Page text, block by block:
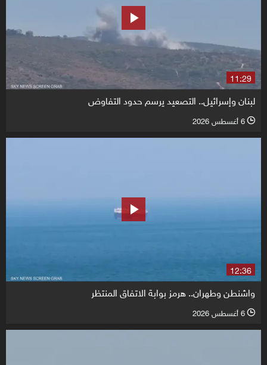
11:29
لبنان وإسرائيل.. التصعيد يرسم حدود التفاوض
l 6 أغسطس 2026
12:36
واشنطن وطهران.. هرمز بوابة الاتفاق المنتظر
l 6 أغسطس 2026